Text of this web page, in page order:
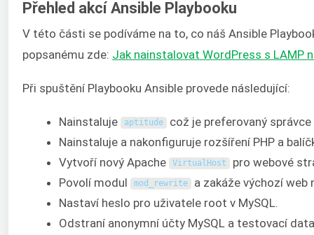
Přehled akcí Ansible Playbooku
V této části se podíváme na to, co náš Ansible
popsanému zde: Jak nainstalovat WordPress s LAMP
Při spuštění Playbooku Ansible provede následující:
Nainstaluje aptitude což je preferovaný správce
Nainstaluje a nakonfiguruje rozšíření PHP a
Vytvoří nový Apache
VirtualHost pro webové
Povolí modul
mod_rewrite a zakáže výchozí web
Nastaví heslo pro uživatele root v MySQL.
Odstraní anonymní účty MySQL a testovací